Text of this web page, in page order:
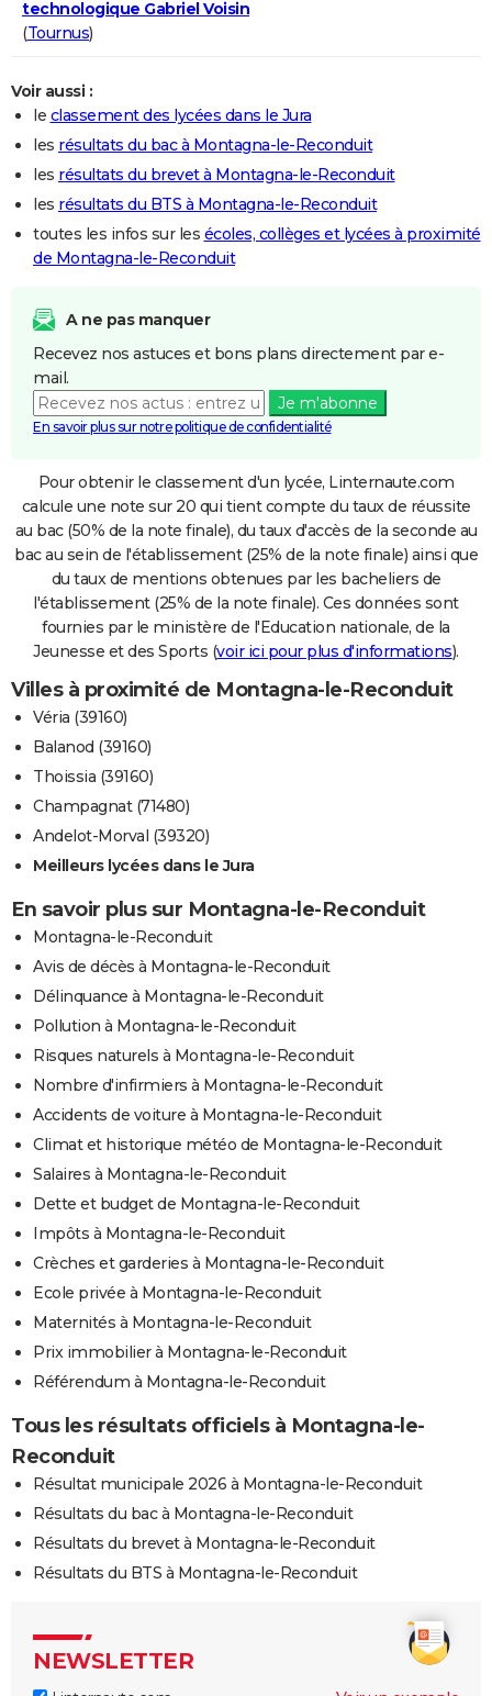
technologique Gabriel Voisin
(Tournus)
Voir aussi :
le classement des lycées dans le Jura
les résultats du bac à Montagna-le-Reconduit
les résultats du brevet à Montagna-le-Reconduit
les résultats du BTS à Montagna-le-Reconduit
toutes les infos sur les écoles, collèges et lycées à proximité
de Montagna-le-Reconduit
A ne pas manquer
Recevez nos astuces et bons plans directement par e-
mail.
Je m'abonne
En savoir plus sur notre politique de confidentialité
Pour obtenir le classement d'un lycée, Linternaute.com
calcule une note sur 20 qui tient compte du taux de réussite
au bac (50% de la note finale), du taux d'accès de la seconde au
bac au sein de l'établissement (25% de la note finale) ainsi que
du taux de mentions obtenues par les bacheliers de
l'établissement (25% de la note finale). Ces données sont
fournies par le ministère de l'Education nationale, de la
Jeunesse et des Sports (voir ici pour plus d'informations).
Villes à proximité de Montagna-le-Reconduit
Véria (39160)
Balanod (39160)
Thoissia (39160)
Champagnat (71480)
Andelot-Morval (39320)
Meilleurs lycées dans le Jura
En savoir plus sur Montagna-le-Reconduit
Montagna-le-Reconduit
Avis de décès à Montagna-le-Reconduit
Délinquance à Montagna-le-Reconduit
Pollution à Montagna-le-Reconduit
Risques naturels à Montagna-le-Reconduit
Nombre d'infirmiers à Montagna-le-Reconduit
Accidents de voiture à Montagna-le-Reconduit
Climat et historique météo de Montagna-le-Reconduit
Salaires à Montagna-le-Reconduit
Dette et budget de Montagna-le-Reconduit
Impôts à Montagna-le-Reconduit
Crèches et garderies à Montagna-le-Reconduit
Ecole privée à Montagna-le-Reconduit
Maternités à Montagna-le-Reconduit
Prix immobilier à Montagna-le-Reconduit
Référendum à Montagna-le-Reconduit
Tous les résultats officiels à Montagna-le-
Reconduit
Résultat municipale 2026 à Montagna-le-Reconduit
Résultats du bac à Montagna-le-Reconduit
Résultats du brevet à Montagna-le-Reconduit
Résultats du BTS à Montagna-le-Reconduit
NEWSLETTER